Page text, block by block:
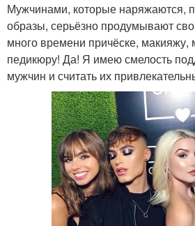
Мужчинами, которые наряжаются,
образы, серьёзно продумывают
много времени причёске, макияжу,
педикюру! Да! Я имею смелость
мужчин и считать их